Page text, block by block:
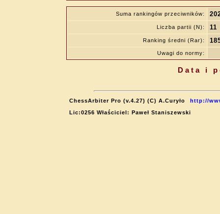
Suma rankingów przeciwników:
Liczba partii (N): 11
Ranking średni (Rar):
Uwagi do normy:
Data i
ChessArbiter Pro (v.4.27) (C) A.Curyło
http://
Lic:0256 Właściciel: Paweł Staniszewski